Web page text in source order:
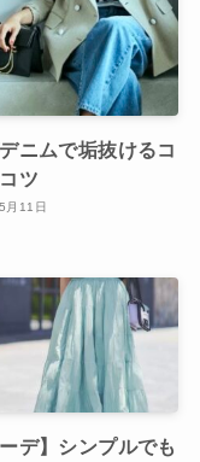
ニムで垢抜けるコ
ツ
月11日
ーデ】シンプルでも